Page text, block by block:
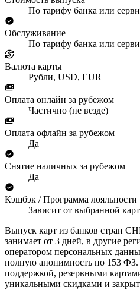
По тарифу банка или
Обслуживание
По тарифу банка или
Валюта карты
Рубли, USD, EUR
Оплата онлайн за рубежом
Частично (не везде)
Оплата офлайн за рубежом
Да
Снятие наличных за рубежом
Да
Кэшбэк / Программа лояльности
Зависит от выбранной
Выпуск карт из банков стран
занимает от 3 дней, в другие
оператором персональных
полную анонимность по 153 ФЗ.
поддержкой, резервными
уникальными скидками и